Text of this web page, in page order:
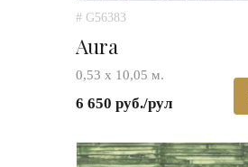
# G56383
Aura
0,53 х 10,05 м.
6 650 руб./рул